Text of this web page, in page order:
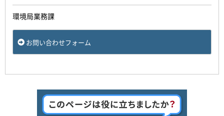
環境局業務課
お問い合わせフォーム